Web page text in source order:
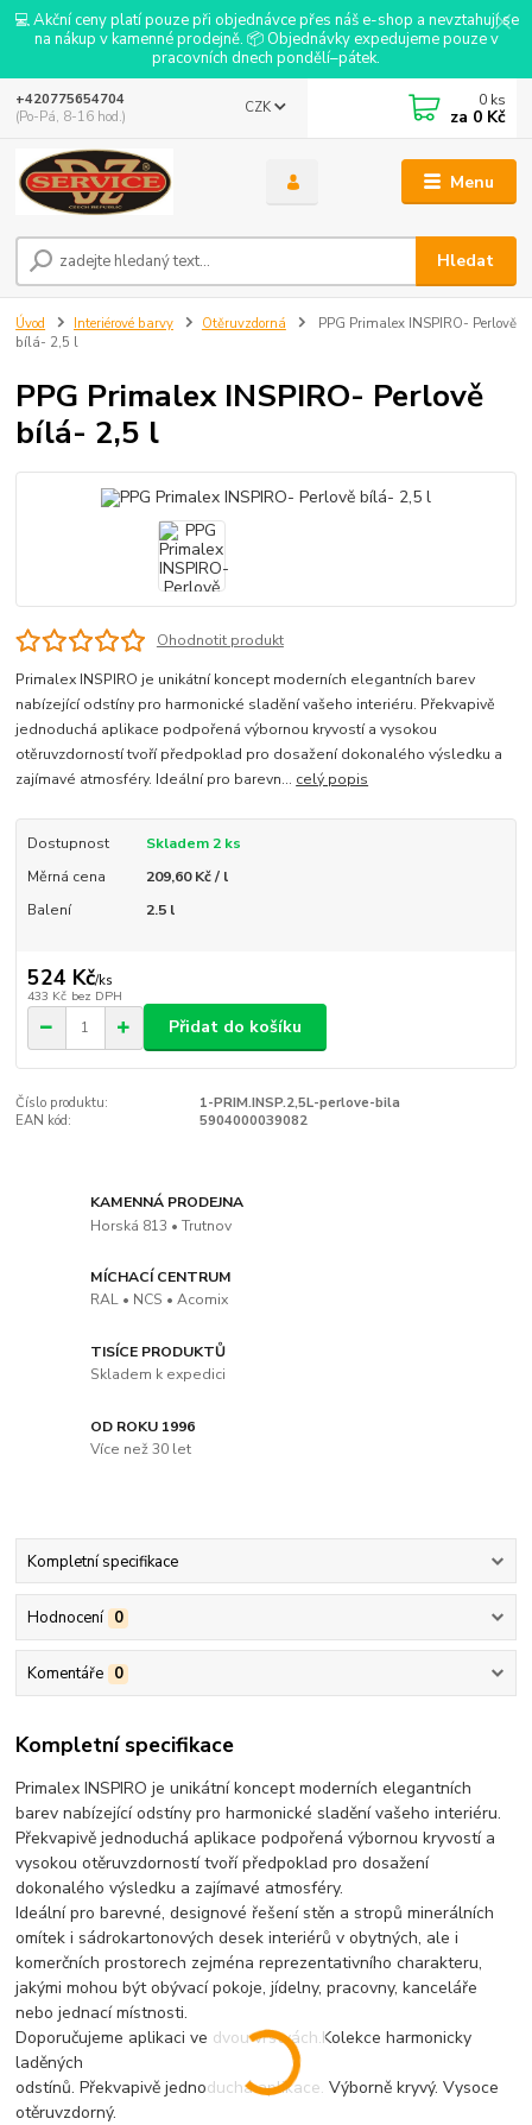
💻 Akční ceny platí pouze při objednávce přes náš e-shop a nevztahují se
na nákup v kamenné prodejně. 📦 Objednávky expedujeme pouze v
pracovních dnech pondělí–pátek.
Menu
CZK
Hledat
+420775654704
(Po-Pá, 8-16 hod.)
0 ks
za 0 Kč
Úvod Interiérové barvy Otěruvzdorná
PPG Primalex INSPIRO- Perlově
bílá- 2,5 l
PPG Primalex INSPIRO- Perlově
bílá- 2,5 l
Ohodnotit produkt
Primalex INSPIRO je unikátní koncept moderních elegantních barev
nabízející odstíny pro harmonické sladění vašeho interiéru. Překvapivě
jednoduchá aplikace podpořená výbornou kryvostí a vysokou
otěruvzdorností tvoří předpoklad pro dosažení dokonalého výsledku a
zajímavé atmosféry. Ideální pro barevn... celý popis
Dostupnost
Skladem 2 ks
Měrná cena
209,60 Kč / l
Balení
2.5 l
524 Kč/ks
433 Kč bez DPH
Přidat do košíku
Číslo produktu:
1-PRIM.INSP.2,5L-perlove-bila
EAN kód:
5904000039082
KAMENNÁ PRODEJNA
Horská 813 • Trutnov
MÍCHACÍ CENTRUM
RAL • NCS • Acomix
TISÍCE PRODUKTŮ
Skladem k expedici
OD ROKU 1996
Více než 30 let
Kompletní specifikace
Hodnocení 0
Komentáře 0
Kompletní specifikace
Primalex INSPIRO je unikátní koncept moderních elegantních
barev nabízející odstíny pro harmonické sladění vašeho interiéru.
Překvapivě jednoduchá aplikace podpořená výbornou kryvostí a
vysokou otěruvzdorností tvoří předpoklad pro dosažení
dokonalého výsledku a zajímavé atmosféry.
Ideální pro barevné, designové řešení stěn a stropů minerálních
omítek i sádrokartonových desek interiérů v obytných, ale i
komerčních prostorech zejména reprezentativního charakteru,
jakými mohou být obývací pokoje, jídelny, pracovny, kanceláře
nebo jednací místnosti.
Doporučujeme aplikaci ve dvou vrstvách.Kolekce harmonicky
laděných
odstínů. Překvapivě jednoduchá aplikace. Výborně kryvý. Vysoce
otěruvzdorný.